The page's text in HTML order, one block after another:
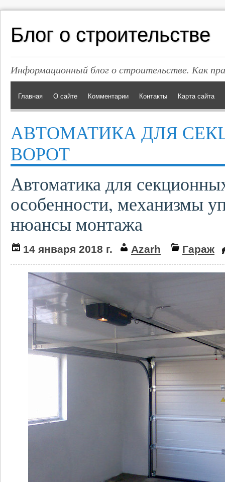
Блог о строительстве
Информационный блог о строительстве. Как
Главная О сайте Комментарии Контакты Карта сайта
АВТОМАТИКА ДЛЯ
ВОРОТ
Автоматика для
особенности, механизмы
нюансы монтажа
14 января 2018 г. Azarh Гараж